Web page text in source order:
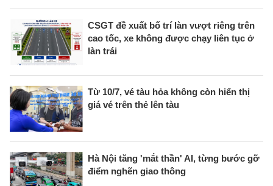
CSGT đề xuất bố trí làn vượt riêng trên
cao tốc, xe không được chạy liên tục ở
làn trái
Từ 10/7, vé tàu hỏa không còn hiển thị
giá vé trên thẻ lên tàu
Hà Nội tăng 'mắt thần' AI, từng bước gỡ
điểm nghẽn giao thông